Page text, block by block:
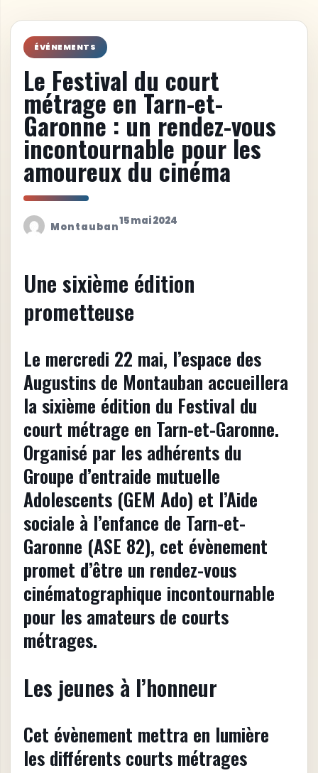
ÉVÉNEMENTS
Le Festival du court
métrage en Tarn-et-
Garonne : un rendez-vous
incontournable pour les
amoureux du cinéma
Montauban15 mai 2024
Une sixième édition
prometteuse
Le mercredi 22 mai, l’espace des
Augustins de Montauban accueillera
la sixième édition du Festival du
court métrage en Tarn-et-Garonne.
Organisé par les adhérents du
Groupe d’entraide mutuelle
Adolescents (GEM Ado) et l’Aide
sociale à l’enfance de Tarn-et-
Garonne (ASE 82), cet évènement
promet d’être un rendez-vous
cinématographique incontournable
pour les amateurs de courts
métrages.
Les jeunes à l’honneur
Cet évènement mettra en lumière
les différents courts métrages